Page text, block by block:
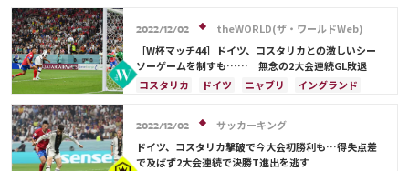
2022/12/02
theWORLD(ザ・ワールドWeb)
［W杯マッチ44］ドイツ、コスタリカとの激しいシー
ソーゲームを制すも…… 無念の2大会連続GL敗退
コスタリカ
ドイツ ニャブリ
イングランド
ケイラー・ナバス
トーマス・ミュラー
サウジアラビア
フランス メキシコ 日本代表
2022/12/02
サッカーキング
ドイツ、コスタリカ撃破で今大会初勝利も…得失点差
で及ばず2大会連続で決勝T進出を逃す